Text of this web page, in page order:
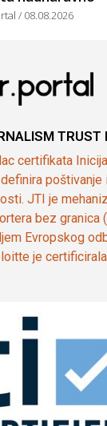
08.08.2026
TRUST
certifikata
JTI je
bez
Evropskog
je